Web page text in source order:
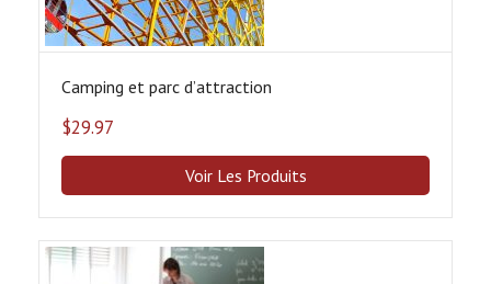
Camping et parc dʼattraction
$29.97
Voir Les Produits